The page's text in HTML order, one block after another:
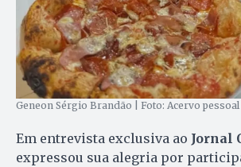
Geneon Sérgio Brandão | Foto: Acervo pessoal
Em entrevista exclusiva ao Jornal
expressou sua alegria por